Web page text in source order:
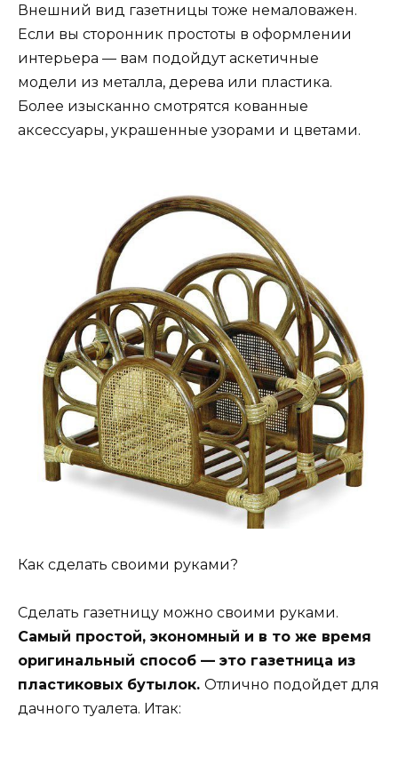
Внешний вид газетницы тоже немаловажен.
Если вы сторонник простоты в оформлении
интерьера — вам подойдут аскетичные
модели из металла, дерева или пластика.
Более изысканно смотрятся кованные
аксессуары, украшенные узорами и цветами.
Как сделать своими руками?
Сделать газетницу можно своими руками.
Самый простой, экономный и в то же время
оригинальный способ — это газетница из
пластиковых бутылок. Отлично подойдет для
дачного туалета. Итак: